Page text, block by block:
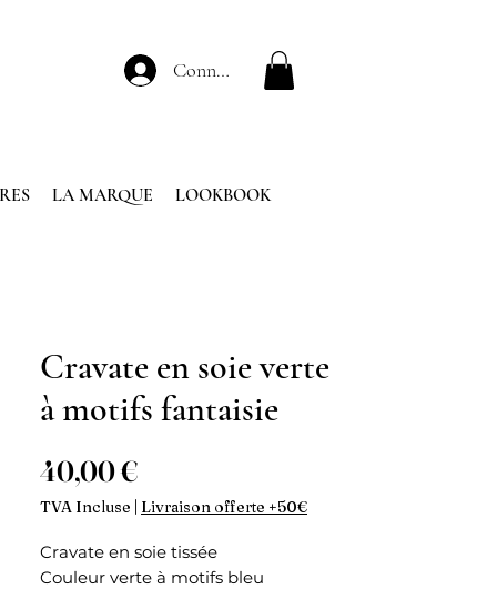
Connexion
LA MARQUE LOOKBOOK
Cravate en soie verte
à motifs fantaisie
40,00 €Prix
TVA Incluse | Livraison offerte +50€
Cravate en soie tissée
Couleur verte à motifs bleu